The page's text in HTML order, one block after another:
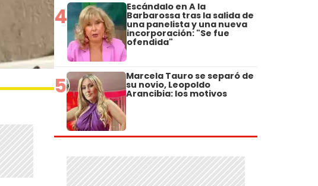
4 Escándalo en A la
Barbarossa tras la salida de
una panelista y una nueva
incorporación: "Se fue
ofendida"
5 Marcela Tauro se separó de
su novio, Leopoldo
Arancibia: los motivos